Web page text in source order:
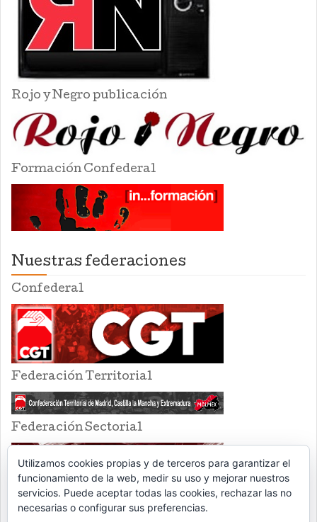
Rojo y Negro publicación
Formación Confederal
Nuestras federaciones
Confederal
Federación Territorial
Federación Sectorial
Utilizamos cookies propias y de terceros para garantizar el
funcionamiento de la web, medir su uso y mejorar nuestros
servicios. Puede aceptar todas las cookies, rechazar las no
necesarias o configurar sus preferencias.